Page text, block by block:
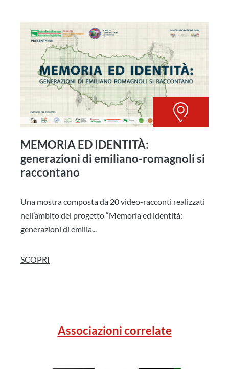
MEMORIA ED IDENTITÀ:
generazioni di emiliano-romagnoli si
raccontano
Una mostra composta da 20 video-racconti realizzati
nell’ambito del progetto “Memoria ed identità:
generazioni di emilia...
SCOPRI
Associazioni correlate